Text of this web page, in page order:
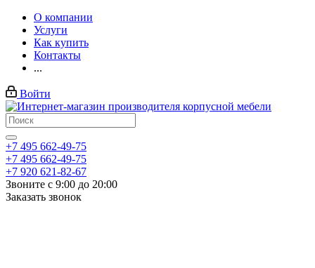
О компании
Услуги
Как купить
Контакты
...
Войти
+7 495 662-49-75
+7 495 662-49-75
+7 920 621-82-67
Звоните с 9:00 до 20:00
Заказать звонок